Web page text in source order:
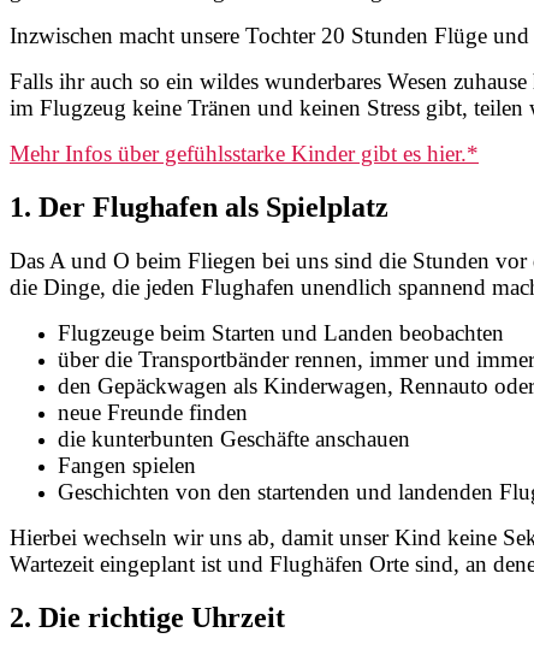
Inzwischen macht unsere Tochter 20 Stunden Flüge
Falls ihr auch so ein wildes wunderbares Wesen
im Flugzeug keine Tränen und keinen Stress gibt,
Mehr Infos über gefühlsstarke Kinder gibt es hier.*
1. Der Flughafen als Spielplatz
Das A und O beim Fliegen bei uns sind die Stunden
die Dinge, die jeden Flughafen unendlich spannend
Flugzeuge beim Starten und Landen beobachten
über die Transportbänder rennen, immer und
den Gepäckwagen als Kinderwagen, Rennauto
neue Freunde finden
die kunterbunten Geschäfte anschauen
Fangen spielen
Geschichten von den startenden und landenden
Hierbei wechseln wir uns ab, damit unser Kind keine
Wartezeit eingeplant ist und Flughäfen Orte sind, an
2. Die richtige Uhrzeit